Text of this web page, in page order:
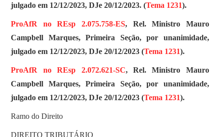
julgado em 12/12/2023, DJe 20/12/2023. (Tema 1231).
ProAfR no REsp 2.075.758-ES, Rel. Ministro Mauro
Campbell Marques, Primeira Seção, por unanimidade,
julgado em 12/12/2023, DJe 20/12/2023 (Tema 1231).
ProAfR no REsp 2.072.621-SC, Rel. Ministro Mauro
Campbell Marques, Primeira Seção, por unanimidade,
julgado em 12/12/2023, DJe 20/12/2023 (Tema 1231).
Ramo do Direito
DIREITO TRIBUTÁRIO